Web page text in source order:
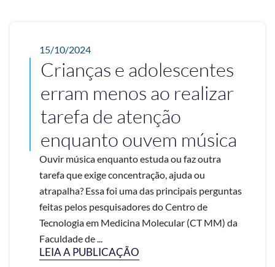
15/10/2024
Crianças e adolescentes
erram menos ao realizar
tarefa de atenção
enquanto ouvem música
Ouvir música enquanto estuda ou faz outra
tarefa que exige concentração, ajuda ou
atrapalha? Essa foi uma das principais perguntas
feitas pelos pesquisadores do Centro de
Tecnologia em Medicina Molecular (CT MM) da
Faculdade de ...
LEIA A PUBLICAÇÃO